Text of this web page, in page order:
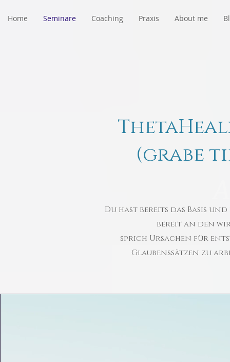
Home Seminare Coaching Praxis About me
(grabe
Du hast bereits das Basis
bereit an den
sprich Ursachen für
Glaubenssätzen zu